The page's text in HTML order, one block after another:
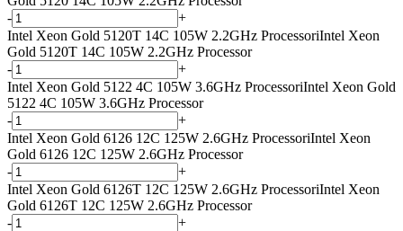
-
+
Intel Xeon Gold 5120T 14C 105W 2.2GHz ProcessoriIntel Xeon
Gold 5120T 14C 105W 2.2GHz Processor
-
+
Intel Xeon Gold 5122 4C 105W 3.6GHz ProcessoriIntel Xeon Gold
5122 4C 105W 3.6GHz Processor
-
+
Intel Xeon Gold 6126 12C 125W 2.6GHz ProcessoriIntel Xeon
Gold 6126 12C 125W 2.6GHz Processor
-
+
Intel Xeon Gold 6126T 12C 125W 2.6GHz ProcessoriIntel Xeon
Gold 6126T 12C 125W 2.6GHz Processor
-
+